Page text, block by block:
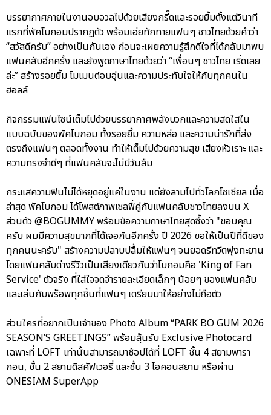
บรรยากาศภายในงานอบอวลไปด้วยเสียงกรี๊ดและรอยยิ้มตั้งแต่วินาที
แรกที่พัคโบกอมปรากฏตัว พร้อมเอ่ยทักทายแฟนๆ ชาวไทยด้วยคำว่า
“สวัสดีครับ” อย่างเป็นกันเอง ก่อนจะเผยความรู้สึกดีใจที่ได้กลับมาพบ
แฟนคลับอีกครั้ง และยังพูดภาษาไทยด้วยว่า “เพื่อนๆ ชาวไทย เริ่ดเลย
ล่ะ” สร้างรอยยิ้ม โมเมนต์อบอุ่นและความประทับใจให้กับทุกคนใน
ฮอลล์
กิจกรรมแฟนไซน์เต็มไปด้วยบรรยากาศพลังบวกและความสดใสใน
แบบฉบับของพัคโบกอม ทั้งรอยยิ้ม ความหล่อ และความน่ารักที่ส่ง
ตรงถึงแฟนๆ ตลอดทั้งงาน ทำให้เต็มไปด้วยความสุข เสียงหัวเราะ และ
ความทรงจำดีๆ ที่แฟนคลับจะไม่มีวันลืม
กระแสความฟินไม่ได้หยุดอยู่แค่ในงาน แต่ยังลามไปทั่วโลกโซเชียล เมื่อ
ล่าสุด พัคโบกอม ได้โพสต์ภาพเซลฟี่คู่กับแฟนคลับชาวไทยลงบน X
ส่วนตัว @BOGUMMY พร้อมข้อความภาษาไทยสุดซึ้งว่า "ขอบคุณ
ครับ ผมมีความสุขมากที่ได้เจอกันอีกครั้ง ปี 2026 ขอให้เป็นปีที่ดีของ
ทุกคนนะครับ" สร้างความปลาบปลื้มให้แฟนๆ จนยอดรีทวีตพุ่งทะยาน
โดยแฟนคลับต่างรีวิวเป็นเสียงเดียวกันว่าโบกอมคือ 'King of Fan
Service' ตัวจริง ที่ใส่ใจจดจำรายละเอียดเล็กๆ น้อยๆ ของแฟนคลับ
และเล่นกับพร็อพทุกชิ้นที่แฟนๆ เตรียมมาให้อย่างไม่ถือตัว
ส่วนใครที่อยากเป็นเจ้าของ Photo Album “PARK BO GUM 2026
SEASON’S GREETINGS” พร้อมลุ้นรับ Exclusive Photocard
เฉพาะที่ LOFT เท่านั้นสามารถมาช้อปได้ที่ LOFT ชั้น 4 สยามพารา
กอน, ชั้น 2 สยามดิสคัฟเวอรี่ และชั้น 3 ไอคอนสยาม หรือผ่าน
ONESIAM SuperApp